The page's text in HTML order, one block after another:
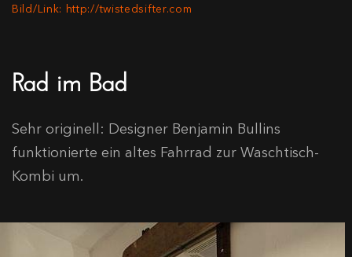
Bild/Link: http://twistedsifter.com
Rad im Bad
Sehr originell: Designer Benjamin Bullins
funktionierte ein altes Fahrrad zur Waschtisch-
Kombi um.